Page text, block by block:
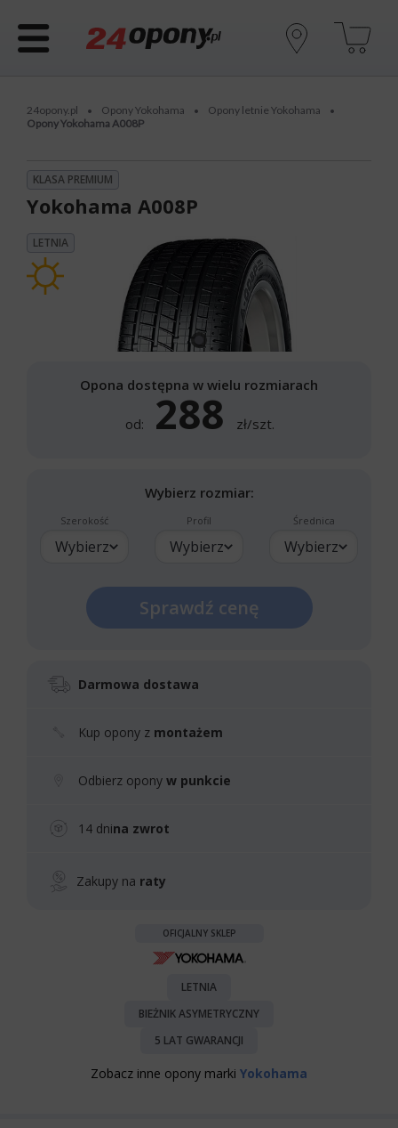
24opony.pl • Opony Yokohama • Opony letnie Yokohama •
Opony Yokohama A008P
KLASA PREMIUM
Yokohama A008P
LETNIA
Opona dostępna w wielu rozmiarach
od: 288 zł/szt.
Wybierz rozmiar:
Szerokość
Wybierz
Profil
Wybierz
Średnica
Wybierz
Sprawdź cenę
Darmowa dostawa
Kup opony z montażem
Odbierz opony w punkcie
14 dnina zwrot
Zakupy na raty
OFICJALNY SKLEP
LETNIA
BIEŻNIK ASYMETRYCZNY
5 LAT GWARANCJI
Zobacz inne opony marki Yokohama